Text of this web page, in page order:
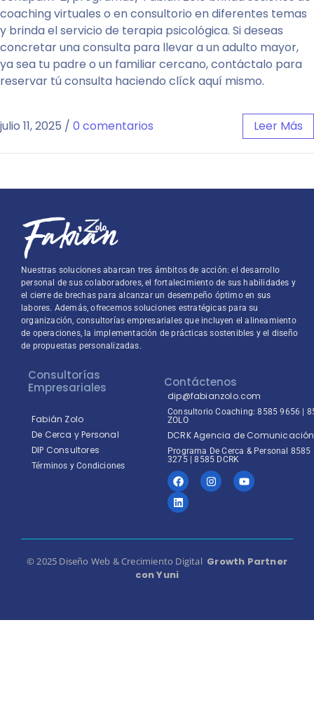
coaching virtuales o en consultorio en diferentes temas
y brinda el servicio de terapia psicológica. Si deseas
concretar una consulta para llevar a un adulto mayor,
ya sea tu padre o un familiar cercano, contáctalo para
reservar tú consulta haciendo clíck aquí mismo.
julio 11, 2025 / 0 comentarios Leer Más
Nuestras soluciones abarcan tres ámbitos de acción: el desarrollo
personal de sus colaboradores, el fortalecimiento de sus habilidades y
el cierre de brechas para alcanzar un desempeño óptimo en sus
labores. Además, ofrecemos soluciones estratégicas para su
organización, consultorías empresariales que incluyen el alineamiento
de operaciones, la implementación de prácticas sostenibles y el diseño
de propuestas personalizadas.
Consultorías
Empresariales
Fabián Zolo
De Cerca y Personal
DIP Consultores
Términos y Condiciones
Contáctenos
dip@fabianzolo.com
Consultorio Coaching: 8585 9656 |
ZOLO
DCRK Agencia de Comunicación
Programa De Cerca & Personal 8585
3275 | 8585 DCRK
© 2025 Diseño Web & Crecimiento Digital Growth Partner
con Yuni